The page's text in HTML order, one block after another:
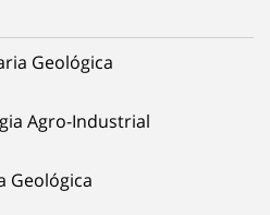
Geológica
Agro-Industrial
Geológica